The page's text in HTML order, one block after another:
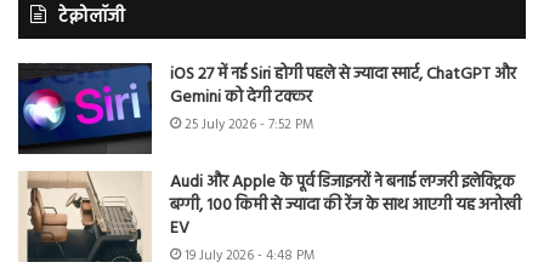
टेक्नोलॉजी
iOS 27 में नई Siri होगी पहले से ज्यादा स्मार्ट, ChatGPT और
Gemini को देगी टक्कर
25 July 2026 - 7:52 PM
Audi और Apple के पूर्व डिजाइनरों ने बनाई लग्जरी इलेक्ट्रिक
बग्गी, 100 किमी से ज्यादा की रेंज के साथ आएगी यह अनोखी
EV
19 July 2026 - 4:48 PM